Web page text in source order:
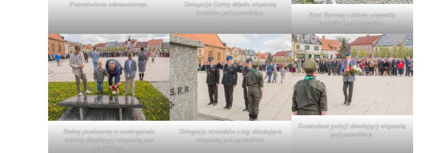
Przemówienie odznaczonego.
Delegacja Gminy składa wiązankę
kwiatów pod pomnikiem.
Pani Burmistrz składa wiązankę
kwiatów pod pomnikiem.
Radny powiatowy w towarzystwie
rodziny składający wiązankę pod
pomnikiem.
Delegacja strażaków z osp składająca
wiązankę pod pomnikiem.
Komendant policji składający wiązankę
pod pomnikiem.